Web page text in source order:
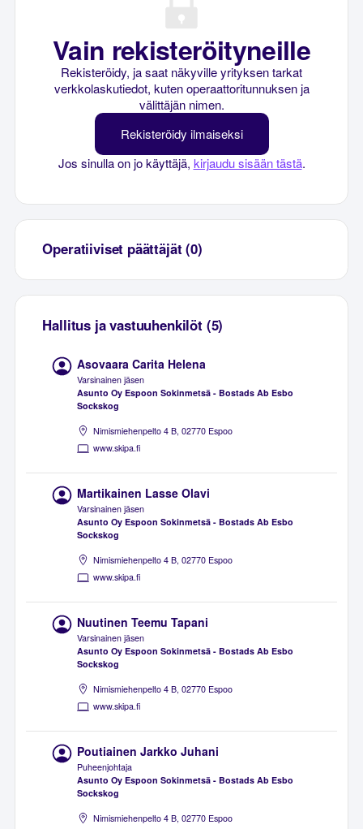
Vain rekisteröityneille
Rekisteröidy, ja saat näkyville yrityksen tarkat
verkkolaskutiedot, kuten operaattoritunnuksen ja
välittäjän nimen.
Rekisteröidy ilmaiseksi
Jos sinulla on jo käyttäjä, kirjaudu sisään tästä.
Operatiiviset päättäjät (0)
Hallitus ja vastuuhenkilöt (5)
Asovaara Carita Helena
Varsinainen jäsen
Asunto Oy Espoon Sokinmetsä - Bostads Ab Esbo
Sockskog
Nimismiehenpelto 4 B, 02770 Espoo
www.skipa.fi
Martikainen Lasse Olavi
Varsinainen jäsen
Asunto Oy Espoon Sokinmetsä - Bostads Ab Esbo
Sockskog
Nimismiehenpelto 4 B, 02770 Espoo
www.skipa.fi
Nuutinen Teemu Tapani
Varsinainen jäsen
Asunto Oy Espoon Sokinmetsä - Bostads Ab Esbo
Sockskog
Nimismiehenpelto 4 B, 02770 Espoo
www.skipa.fi
Poutiainen Jarkko Juhani
Puheenjohtaja
Asunto Oy Espoon Sokinmetsä - Bostads Ab Esbo
Sockskog
Nimismiehenpelto 4 B, 02770 Espoo